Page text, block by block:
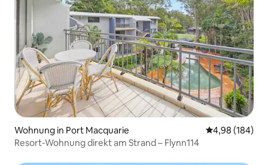
Wohnung in Port Macquarie
4,98 (184)
Resort-Wohnung direkt am Strand – Flynn114